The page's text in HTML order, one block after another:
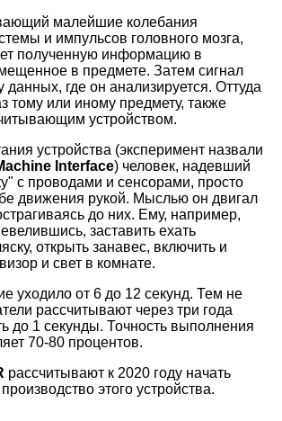
малейшие колебания
и импульсов головного мозга,
полученную информацию в
в предмете. Затем сигнал
данных, где он анализируется. Оттуда
тому или иному предмету, также
устройством.
устройства (эксперимент назвали
Interface) человек, надевший
с проводами и сенсорами, просто
движения рукой. Мыслью он двигал
до них. Ему, например,
заставить ехать
открыть занавес, включить и
и свет в комнате.
уходило от 6 до 12 секунд. Тем не
рассчитывают через три года
до 1 секунды. Точность выполнения
70-80 процентов.
рассчитывают к 2020 году начать
этого устройства.